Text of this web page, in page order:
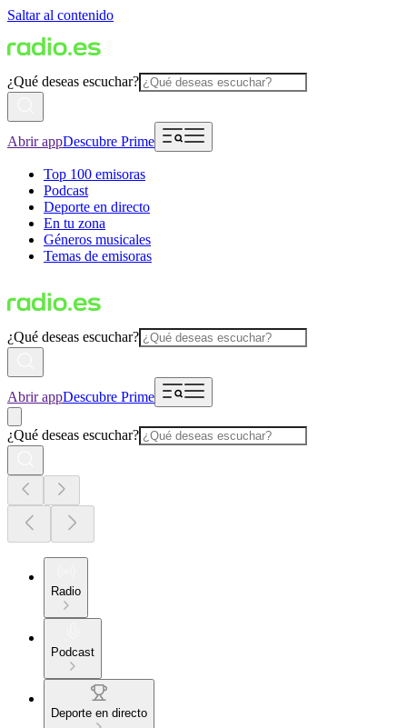
Saltar al contenido
¿Qué deseas escuchar?
Abrir appDescubre Prime
Top 100 emisoras
Podcast
Deporte en directo
En tu zona
Géneros musicales
Temas de emisoras
¿Qué deseas escuchar?
Abrir appDescubre Prime
¿Qué deseas escuchar?
Radio
Podcast
Deporte en directo